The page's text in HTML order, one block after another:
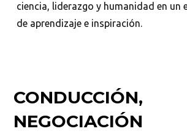
ciencia, liderazgo y humanidad en un
de aprendizaje e inspiración.
CONDUCCIÓN,
NEGOCIACIÓN